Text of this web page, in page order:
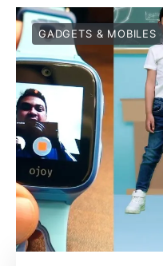
GADGETS & MOBILES